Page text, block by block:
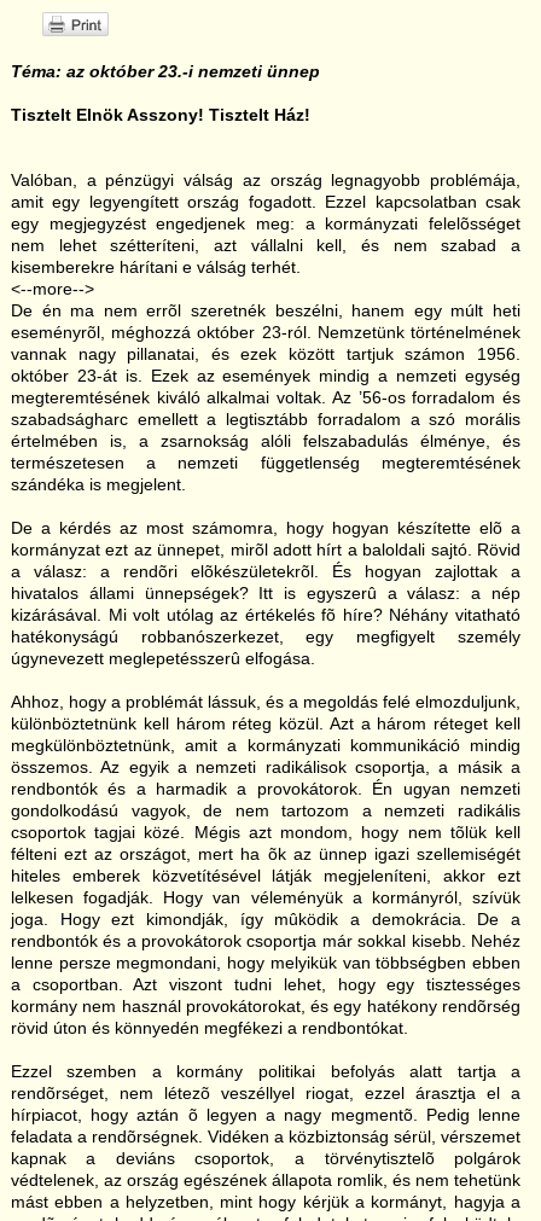
Téma: az október 23.-i nemzeti ünnep
Tisztelt Elnök Asszony! Tisztelt Ház!
Valóban, a pénzügyi válság az ország legnagyobb problémája,
amit egy legyengített ország fogadott. Ezzel kapcsolatban csak
egy megjegyzést engedjenek meg: a kormányzati felelõsséget
nem lehet szétteríteni, azt vállalni kell, és nem szabad a
kisemberekre hárítani e válság terhét.
<--more-->
De én ma nem errõl szeretnék beszélni, hanem egy múlt heti
eseményrõl, méghozzá október 23-ról. Nemzetünk történelmének
vannak nagy pillanatai, és ezek között tartjuk számon 1956.
október 23-át is. Ezek az események mindig a nemzeti egység
megteremtésének kiváló alkalmai voltak. Az ’56-os forradalom és
szabadságharc emellett a legtisztább forradalom a szó morális
értelmében is, a zsarnokság alóli felszabadulás élménye, és
természetesen a nemzeti függetlenség megteremtésének
szándéka is megjelent.
De a kérdés az most számomra, hogy hogyan készítette elõ a
kormányzat ezt az ünnepet, mirõl adott hírt a baloldali sajtó. Rövid
a válasz: a rendõri elõkészületekrõl. És hogyan zajlottak a
hivatalos állami ünnepségek? Itt is egyszerû a válasz: a nép
kizárásával. Mi volt utólag az értékelés fõ híre? Néhány vitatható
hatékonyságú robbanószerkezet, egy megfigyelt személy
úgynevezett meglepetésszerû elfogása.
Ahhoz, hogy a problémát lássuk, és a megoldás felé elmozduljunk,
különböztetnünk kell három réteg közül. Azt a három réteget kell
megkülönböztetnünk, amit a kormányzati kommunikáció mindig
összemos. Az egyik a nemzeti radikálisok csoportja, a másik a
rendbontók és a harmadik a provokátorok. Én ugyan nemzeti
gondolkodású vagyok, de nem tartozom a nemzeti radikális
csoportok tagjai közé. Mégis azt mondom, hogy nem tõlük kell
félteni ezt az országot, mert ha õk az ünnep igazi szellemiségét
hiteles emberek közvetítésével látják megjeleníteni, akkor ezt
lelkesen fogadják. Hogy van véleményük a kormányról, szívük
joga. Hogy ezt kimondják, így mûködik a demokrácia. De a
rendbontók és a provokátorok csoportja már sokkal kisebb. Nehéz
lenne persze megmondani, hogy melyikük van többségben ebben
a csoportban. Azt viszont tudni lehet, hogy egy tisztességes
kormány nem használ provokátorokat, és egy hatékony rendõrség
rövid úton és könnyedén megfékezi a rendbontókat.
Ezzel szemben a kormány politikai befolyás alatt tartja a
rendõrséget, nem létezõ veszéllyel riogat, ezzel árasztja el a
hírpiacot, hogy aztán õ legyen a nagy megmentõ. Pedig lenne
feladata a rendõrségnek. Vidéken a közbiztonság sérül, vérszemet
kapnak a deviáns csoportok, a törvénytisztelõ polgárok
védtelenek, az ország egészének állapota romlik, és nem tehetünk
mást ebben a helyzetben, mint hogy kérjük a kormányt, hagyja a